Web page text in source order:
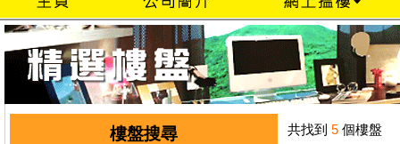
樓盤搜尋 共找到 5 個樓盤